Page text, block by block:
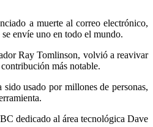
a muerte al correo electrónico,
envíe uno en todo el mundo.
Ray Tomlinson, volvió a reavivar
más notable.
usado por millones de personas,
dedicado al área tecnológica Dave